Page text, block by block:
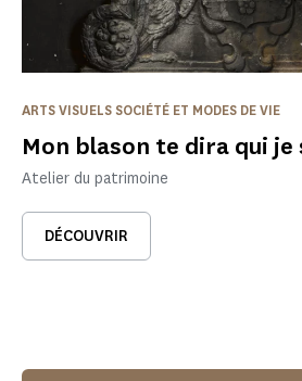
Mon blason te dira qui je
ARTS VISUELS SOCIÉTÉ ET MODES DE VIE
Atelier du patrimoine
DÉCOUVRIR